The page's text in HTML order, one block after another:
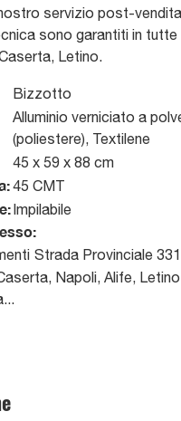
servizio post-
sono garantiti in tutte
Letino.
Bizzotto
Alluminio verniciato a
(poliestere), Textilene
45 x 59 x 88 cm
45 CMT
Impilabile
Strada Provinciale
Napoli, Alife,